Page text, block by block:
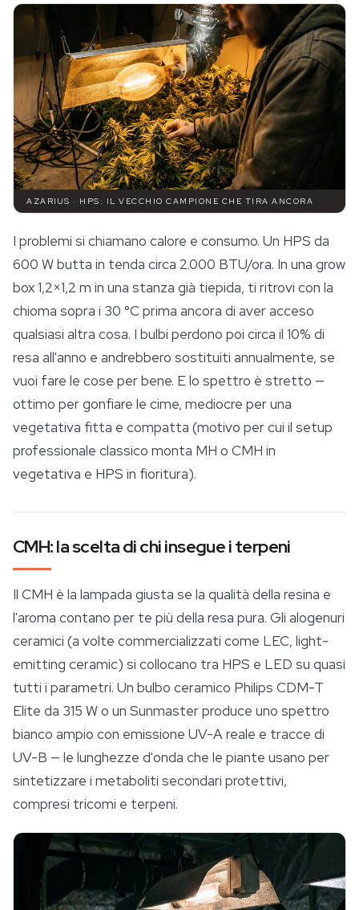
AZARIUS · HPS: IL VECCHIO CAMPIONE CHE TIRA ANCORA
I problemi si chiamano calore e consumo. Un HPS da
600 W butta in tenda circa 2.000 BTU/ora. In una grow
box 1,2×1,2 m in una stanza già tiepida, ti ritrovi con la
chioma sopra i 30 °C prima ancora di aver acceso
qualsiasi altra cosa. I bulbi perdono poi circa il 10% di
resa all'anno e andrebbero sostituiti annualmente, se
vuoi fare le cose per bene. E lo spettro è stretto —
ottimo per gonfiare le cime, mediocre per una
vegetativa fitta e compatta (motivo per cui il setup
professionale classico monta MH o CMH in
vegetativa e HPS in fioritura).
CMH: la scelta di chi insegue i terpeni
Il CMH è la lampada giusta se la qualità della resina e
l'aroma contano per te più della resa pura. Gli alogenuri
ceramici (a volte commercializzati come LEC, light-
emitting ceramic) si collocano tra HPS e LED su quasi
tutti i parametri. Un bulbo ceramico Philips CDM-T
Elite da 315 W o un Sunmaster produce uno spettro
bianco ampio con emissione UV-A reale e tracce di
UV-B — le lunghezze d'onda che le piante usano per
sintetizzare i metaboliti secondari protettivi,
compresi tricomi e terpeni.